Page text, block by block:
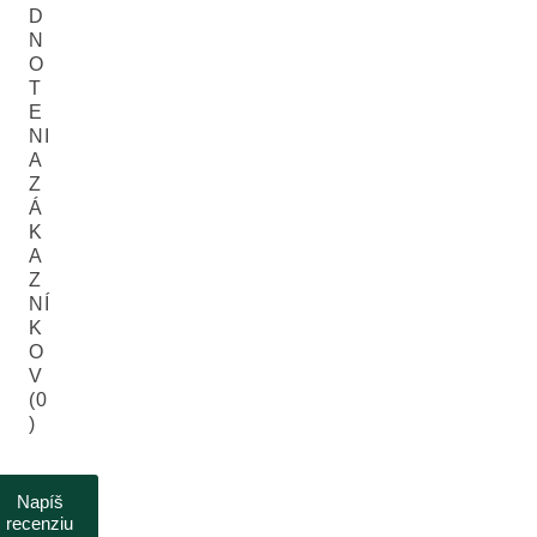
D
N
O
T
E
NI
A
Z
Á
K
A
Z
NÍ
K
O
V
(0
)
Napíš
recenziu